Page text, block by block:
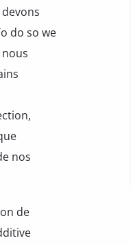
do so we
nos
de